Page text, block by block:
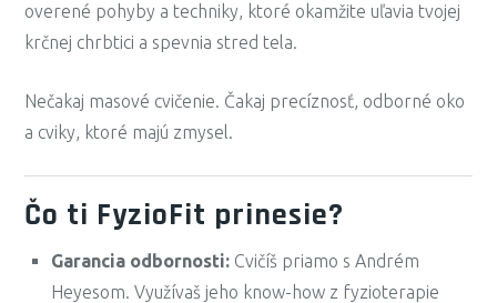
overené pohyby a techniky, ktoré okamžite uľavia tvojej
krčnej chrbtici a spevnia stred tela.
Nečakaj masové cvičenie. Čakaj precíznosť, odborné oko
a cviky, ktoré majú zmysel.
Čo ti FyzioFit prinesie?
Garancia odbornosti:Cvičíš priamo s Andrém
Heyesom. Využívaš jeho know-how z fyzioterapie